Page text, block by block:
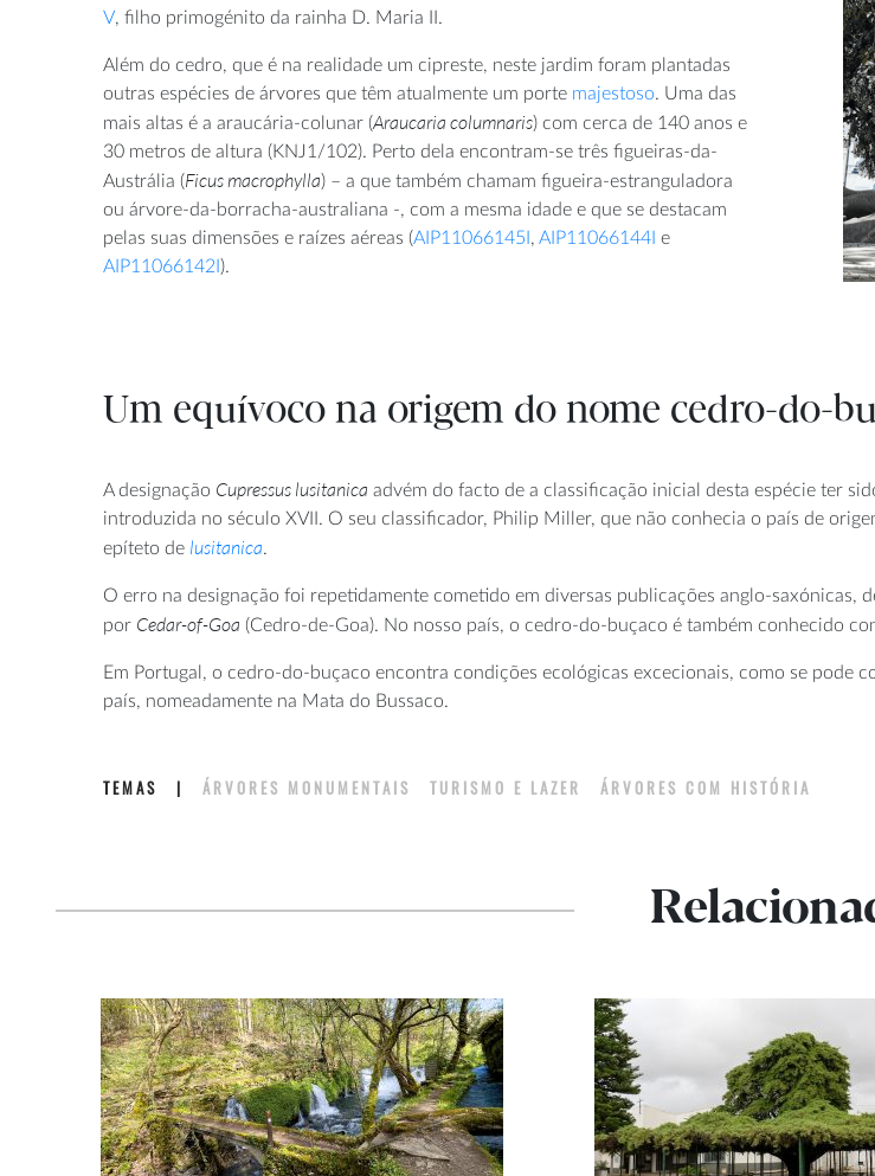
V, filho primogénito da rainha D. Maria II.
Além do cedro, que é na realidade um cipreste, neste jardim foram plantadas
outras espécies de árvores que têm atualmente um porte majestoso. Uma das
mais altas é a araucária-colunar (Araucaria columnaris) com cerca de 140 anos e
30 metros de altura (KNJ1/102). Perto dela encontram-se três figueiras-da-
Austrália (Ficus macrophylla) – a que também chamam figueira-estranguladora
ou árvore-da-borracha-australiana -, com a mesma idade e que se destacam
pelas suas dimensões e raízes aéreas (AIP11066145I, AIP11066144I e
AIP11066142I).
Um equívoco na origem do nome cedro-do-
A designação Cupressus lusitanica advém do facto de a classificação inicial desta espécie ter
introduzida no século XVII. O seu classificador, Philip Miller, que não conhecia o país de
epíteto de lusitanica.
O erro na designação foi repetidamente cometido em diversas publicações anglo-saxónicas,
por Cedar-of-Goa (Cedro-de-Goa). No nosso país, o cedro-do-buçaco é também conhecido
Em Portugal, o cedro-do-buçaco encontra condições ecológicas excecionais, como se pode
país, nomeadamente na Mata do Bussaco.
TEMAS | ÁRVORES MONUMENTAIS TURISMO E LAZER ÁRVORES COM HISTÓRIA